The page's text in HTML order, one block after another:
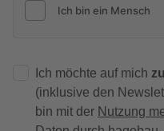
Ich möchte auf mich
(inklusive den
bin mit der Nutzung